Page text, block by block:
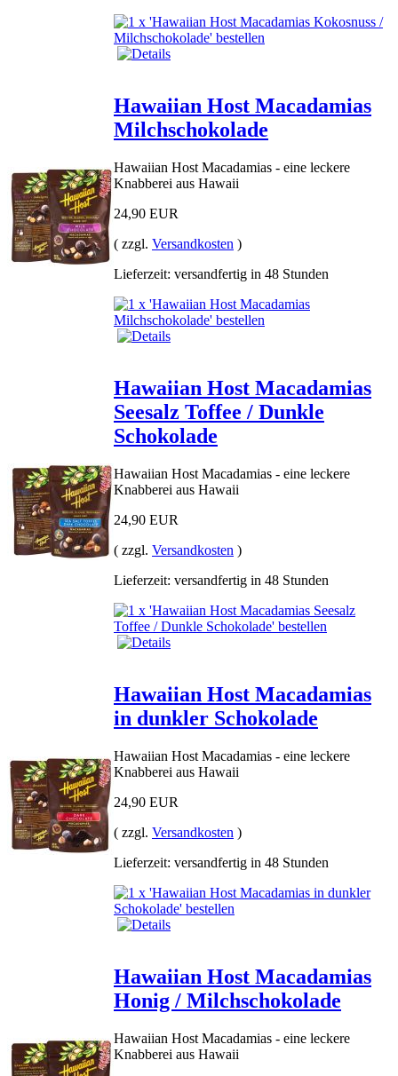
Hawaiian Host Macadamias
Milchschokolade
Hawaiian Host Macadamias - eine leckere
Knabberei aus Hawaii
24,90 EUR
( zzgl. Versandkosten )
Lieferzeit: versandfertig in 48 Stunden
Hawaiian Host Macadamias
Seesalz Toffee / Dunkle
Schokolade
Hawaiian Host Macadamias - eine leckere
Knabberei aus Hawaii
24,90 EUR
( zzgl. Versandkosten )
Lieferzeit: versandfertig in 48 Stunden
Hawaiian Host Macadamias
in dunkler Schokolade
Hawaiian Host Macadamias - eine leckere
Knabberei aus Hawaii
24,90 EUR
( zzgl. Versandkosten )
Lieferzeit: versandfertig in 48 Stunden
Hawaiian Host Macadamias
Honig / Milchschokolade
Hawaiian Host Macadamias - eine leckere
Knabberei aus Hawaii